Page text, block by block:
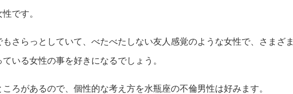
です。
もさらっとしていて、べたべたしない友人感覚のような女性で、さまざま
いる女性の事を好きになるでしょう。
ころがあるので、個性的な考え方を水瓶座の不倫男性は好みます。